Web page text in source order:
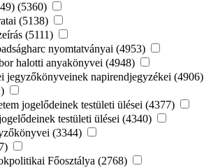
(5360)
(5138)
(5111)
nyomtatványai (4953)
halotti anyakönyvei (4948)
jegyzőkönyveinek napirendjegyzékei (4906)
jogelődeinek testületi ülései (4377)
testületi ülései (4340)
(3344)
Főosztálya (2768)